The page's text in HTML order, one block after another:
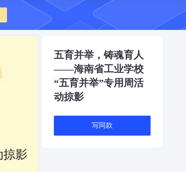
青葱校园 - Green Campus
影
五育并举，铸魂育人
——海南省工业学校
“五育并举”专用周活
动掠影
写同款